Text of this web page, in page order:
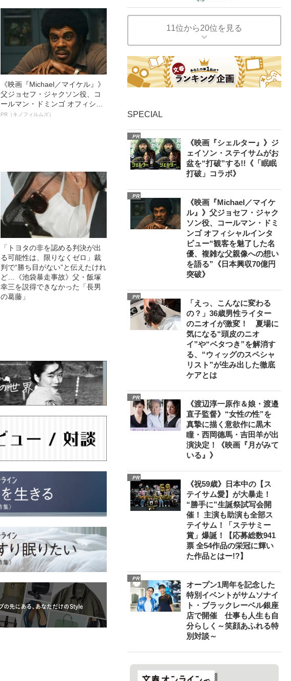
《映画『Michael／マイケル』》
父ジョセフ・ジャクソン役、コ
ールマン・ドミンゴ オフィシャ
ルインタビュー“観客を魅了した
PR（キノフィルムズ）
「トヨタの非を認める判決が出
る可能性は、限りなくゼロ」裁
判で“勝ち目がない”と伝えたけれ
ど…《池袋暴走事故》父・飯塚
幸三を説得できなかった「長男
の葛藤」
11位から20位を見る
SPECIAL
PR
《映画『シェルター』》ジ
ェイソン・ステイサムがお
盆を“打破”する!!《「眠眠
打破」コラボ》
PR
《映画『Michael／マイケ
ル』》父ジョセフ・ジャク
ソン役、コールマン・ドミ
ンゴ オフィシャルインタ
ビュー“観客を魅了した名
優、複雑な父親像への想い
を語る”《日本興収70億円
突破》
PR
「えっ、こんなに変わる
の？」36歳男性ライター
のニオイが激変！ 夏場に
気になる“頭皮のニオ
イ”や“ベタつき”を解消す
る、“ウィッグのスペシャ
リスト”が生み出した徹底
ケアとは
PR
《渡辺淳一原作＆娘・渡邉
直子監督》“女性の性”を
真摯に描く意欲作に黒木
瞳・西岡德馬・吉田羊が出
演決定！《映画『月がみて
いる』》
PR
《祝59歳》日本中の【ス
テイサム愛】が大暴走！
“勝手に”生誕祭試写会開
催！ 主演も助演も全部ス
テイサム！「ステサミー
賞」爆誕！【応募総数941
票 全54作品の栄冠に輝い
た作品とはー!?】
PR
オープン1周年を記念した
特別イベントがサムソナイ
ト・ブラックレーベル銀座
店で開催 仕事も人生も自
分らしく～笑顔あふれる特
別対談～